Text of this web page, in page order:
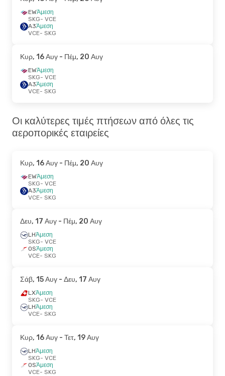
EWΆμεση
SKG- VCE
A3Άμεση
VCE- SKG
Κυρ, 16 Αυγ - Πέμ, 20 Αυγ
EWΆμεση
SKG- VCE
A3Άμεση
VCE- SKG
Οι καλύτερες τιμές πτήσεων από όλες τις
αεροπορικές εταιρείες
Κυρ, 16 Αυγ - Πέμ, 20 Αυγ
EWΆμεση
SKG- VCE
A3Άμεση
VCE- SKG
Δευ, 17 Αυγ - Πέμ, 20 Αυγ
LHΆμεση
SKG- VCE
OSΆμεση
VCE- SKG
Σάβ, 15 Αυγ - Δευ, 17 Αυγ
LXΆμεση
SKG- VCE
LHΆμεση
VCE- SKG
Κυρ, 16 Αυγ - Τετ, 19 Αυγ
LHΆμεση
SKG- VCE
OSΆμεση
VCE- SKG